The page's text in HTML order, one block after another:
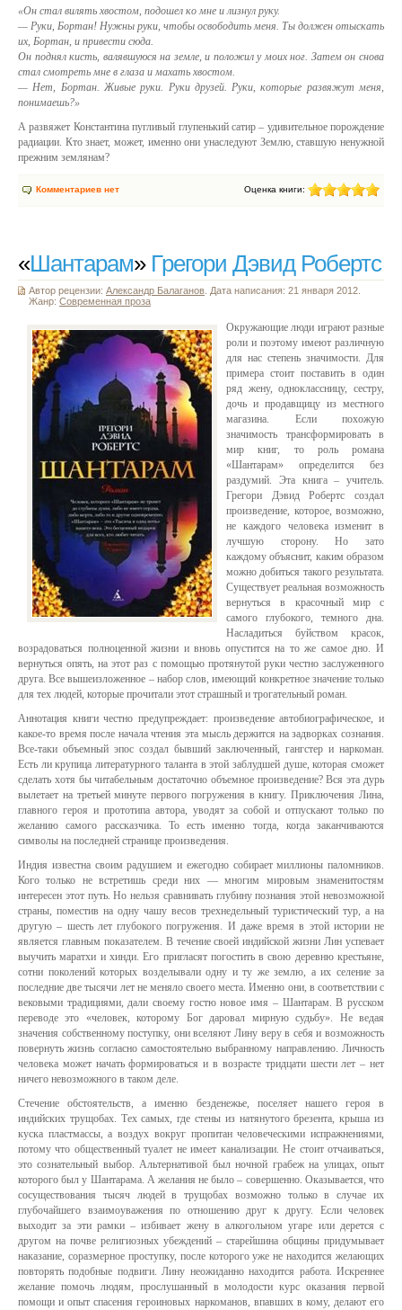
«Он стал вилять хвостом, подошел ко мне и лизнул руку.
— Руки, Бортан! Нужны руки, чтобы освободить меня. Ты должен отыскать
их, Бортан, и привести сюда.
Он поднял кисть, валявшуюся на земле, и положил у моих ног. Затем он снова
стал смотреть мне в глаза и махать хвостом.
— Нет, Бортан. Живые руки. Руки друзей. Руки, которые развяжут меня,
понимаешь?»
А развяжет Константина пугливый глупенький сатир – удивительное порождение
радиации. Кто знает, может, именно они унаследуют Землю, ставшую ненужной
прежним землянам?
Комментариев нет Оценка книги:
«Шантарам» Грегори Дэвид Робертс
Автор рецензии: Александр Балаганов . Дата написания: 21 января 2012.
Жанр: Современная проза
Окружающие люди играют разные
роли и поэтому имеют различную
для нас степень значимости. Для
примера стоит поставить в один
ряд жену, одноклассницу, сестру,
дочь и продавщицу из местного
магазина. Если похожую
значимость трансформировать в
мир книг, то роль романа
«Шантарам» определится без
раздумий. Эта книга – учитель.
Грегори Дэвид Робертс создал
произведение, которое, возможно,
не каждого человека изменит в
лучшую сторону. Но зато
каждому объяснит, каким образом
можно добиться такого результата.
Существует реальная возможность
вернуться в красочный мир с
самого глубокого, темного дна.
Насладиться буйством красок,
возрадоваться полноценной жизни и вновь опустится на то же самое дно. И
вернуться опять, на этот раз с помощью протянутой руки честно заслуженного
друга. Все вышеизложенное – набор слов, имеющий конкретное значение только
для тех людей, которые прочитали этот страшный и трогательный роман.
Аннотация книги честно предупреждает: произведение автобиографическое, и
какое-то время после начала чтения эта мысль держится на задворках сознания.
Все-таки объемный эпос создал бывший заключенный, гангстер и наркоман.
Есть ли крупица литературного таланта в этой заблудшей душе, которая сможет
сделать хотя бы читабельным достаточно объемное произведение? Вся эта дурь
вылетает на третьей минуте первого погружения в книгу. Приключения Лина,
главного героя и прототипа автора, уводят за собой и отпускают только по
желанию самого рассказчика. То есть именно тогда, когда заканчиваются
символы на последней странице произведения.
Индия известна своим радушием и ежегодно собирает миллионы паломников.
Кого только не встретишь среди них — многим мировым знаменитостям
интересен этот путь. Но нельзя сравнивать глубину познания этой невозможной
страны, поместив на одну чашу весов трехнедельный туристический тур, а на
другую – шесть лет глубокого погружения. И даже время в этой истории не
является главным показателем. В течение своей индийской жизни Лин успевает
выучить маратхи и хинди. Его пригласят погостить в свою деревню крестьяне,
сотни поколений которых возделывали одну и ту же землю, а их селение за
последние две тысячи лет не меняло своего места. Именно они, в соответствии с
вековыми традициями, дали своему гостю новое имя – Шантарам. В русском
переводе это «человек, которому Бог даровал мирную судьбу». Не ведая
значения собственному поступку, они вселяют Лину веру в себя и возможность
повернуть жизнь согласно самостоятельно выбранному направлению. Личность
человека может начать формироваться и в возрасте тридцати шести лет – нет
ничего невозможного в таком деле.
Стечение обстоятельств, а именно безденежье, поселяет нашего героя в
индийских трущобах. Тех самых, где стены из натянутого брезента, крыша из
куска пластмассы, а воздух вокруг пропитан человеческими испражнениями,
потому что общественный туалет не имеет канализации. Не стоит отчаиваться,
это сознательный выбор. Альтернативой был ночной грабеж на улицах, опыт
которого был у Шантарама. А желания не было – совершенно. Оказывается, что
сосуществования тысяч людей в трущобах возможно только в случае их
глубочайшего взаимоуважения по отношению друг к другу. Если человек
выходит за эти рамки – избивает жену в алкогольном угаре или дерется с
другом на почве религиозных убеждений – старейшина общины придумывает
наказание, соразмерное проступку, после которого уже не находится желающих
повторять подобные подвиги. Лину неожиданно находится работа. Искреннее
желание помочь людям, прослушанный в молодости курс оказания первой
помощи и опыт спасения героиновых наркоманов, впавших в кому, делают его